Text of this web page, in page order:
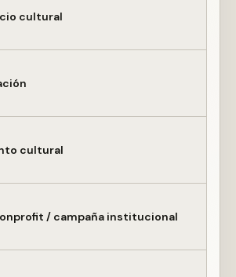
cultural
cultural
/ campaña institucional